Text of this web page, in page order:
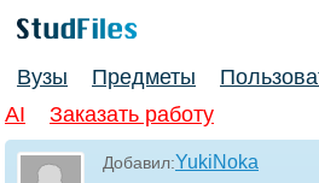
Вузы Предметы
AI
Заказать работу
Добавил:YukiNoka